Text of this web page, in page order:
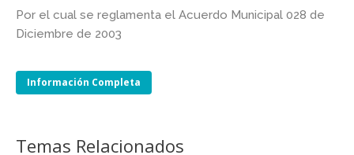
Por el cual se reglamenta el Acuerdo Municipal 028 de
Diciembre de 2003
Información Completa
Temas Relacionados